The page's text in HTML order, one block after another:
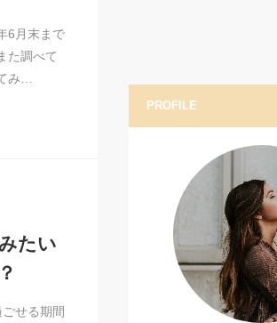
6月末まで
た調べて
み…
たい
せる期間
PROFILE